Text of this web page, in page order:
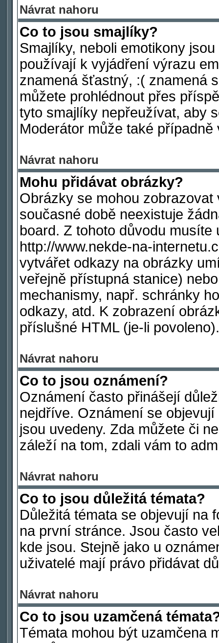
Návrat nahoru
Co to jsou smajlíky?
Smajlíky, neboli emotikony
používají k vyjádření výrazu
znamená šťastný, :( znamená
můžete prohlédnout přes
tyto smajlíky nepřeužívat, aby
Moderátor může také
Návrat nahoru
Mohu přidávat obrázky?
Obrázky se mohou
současné době neexistuje
board. Z tohoto důvodu
http://www.nekde-na-
vytvářet odkazy na obrázky
veřejně přístupná stanice)
mechanismy, např. schránky
odkazy, atd. K zobrazení
příslušné HTML (je-li povoleno).
Návrat nahoru
Co to jsou oznámení?
Oznámení často přinášejí
nejdříve. Oznámení se
jsou uvedeny. Zda můžete či
záleží na tom, zdali vám to
Návrat nahoru
Co to jsou důležitá témata?
Důležitá témata se objevují na
na první stránce. Jsou často
kde jsou. Stejně jako u
uživatelé mají právo přidávat
Návrat nahoru
Co to jsou uzamčená
Témata mohou být uzamčena